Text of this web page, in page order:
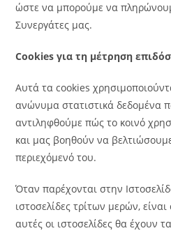
ώστε να μπορούμε να
Συνεργάτες μας.
Cookies για τη μέτρηση
Αυτά τα cookies
ανώνυμα στατιστικά δεδομένα
αντιληφθούμε πώς το κοινό
και μας βοηθούν να
περιεχόμενό του.
Όταν παρέχονται στην
ιστοσελίδες τρίτων μερών,
αυτές οι ιστοσελίδες θα έχουν